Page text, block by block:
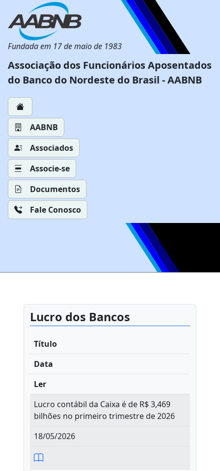
Fundada em 17 de maio de 1983
Associação dos Funcionários Aposentados
do Banco do Nordeste do Brasil - AABNB
AABNB
Associados
Associe-se
Documentos
Fale Conosco
Lucro dos Bancos
Título
Data
Ler
Lucro contábil da Caixa é de R$ 3,469
bilhões no primeiro trimestre de 2026
18/05/2026